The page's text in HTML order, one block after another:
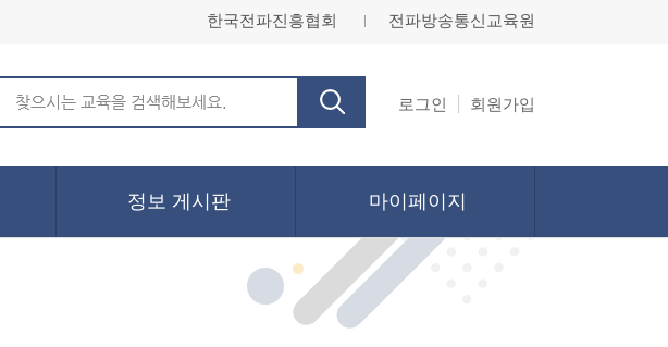
한국전파진흥협회 전파방송통신교육원
로그인 회원가입
정보 게시판 마이페이지